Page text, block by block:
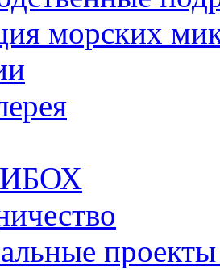
морских